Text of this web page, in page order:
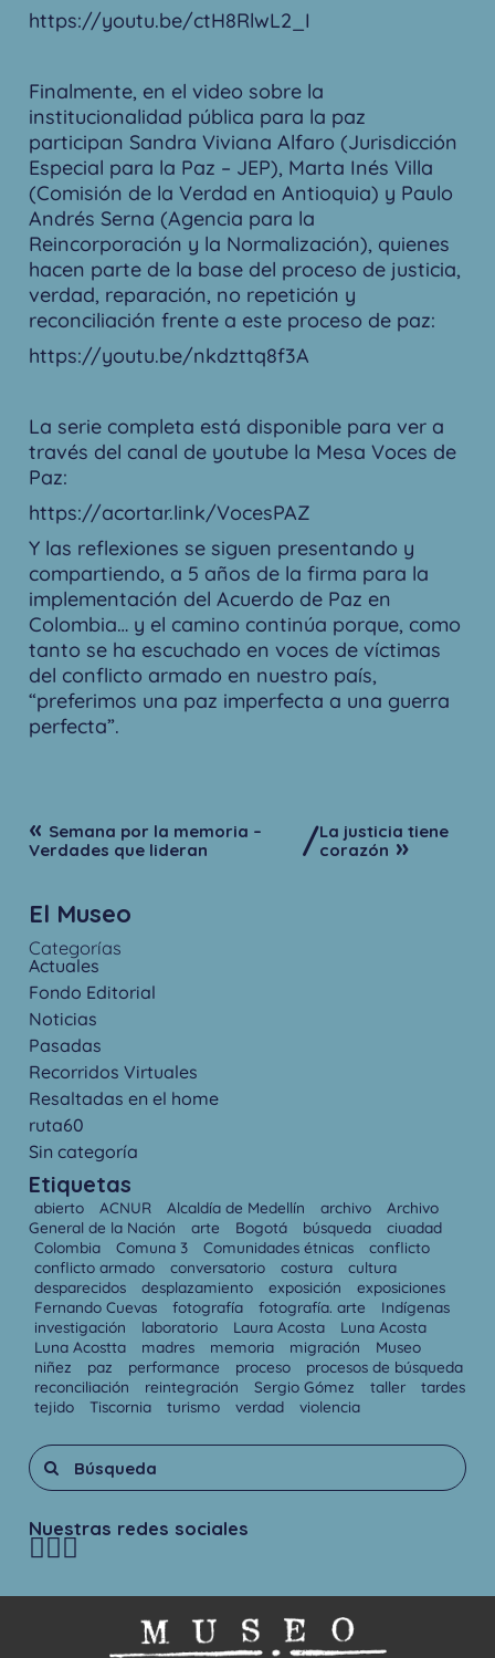
https://youtu.be/ctH8RlwL2_I
Finalmente, en el video sobre la
institucionalidad pública para la paz
participan Sandra Viviana Alfaro (Jurisdicción
Especial para la Paz – JEP), Marta Inés Villa
(Comisión de la Verdad en Antioquia) y Paulo
Andrés Serna (Agencia para la
Reincorporación y la Normalización), quienes
hacen parte de la base del proceso de justicia,
verdad, reparación, no repetición y
reconciliación frente a este proceso de paz:
https://youtu.be/nkdzttq8f3A
La serie completa está disponible para ver a
través del canal de youtube la Mesa Voces de
Paz:
https://acortar.link/VocesPAZ
Y las reflexiones se siguen presentando y
compartiendo, a 5 años de la firma para la
implementación del Acuerdo de Paz en
Colombia… y el camino continúa porque, como
tanto se ha escuchado en voces de víctimas
del conflicto armado en nuestro país,
“preferimos una paz imperfecta a una guerra
perfecta”.
« Semana por la memoria –
Verdades que lideran
/La justicia tiene
corazón»
El Museo
Categorías
Actuales
Fondo Editorial
Noticias
Pasadas
Recorridos Virtuales
Resaltadas en el home
ruta60
Sin categoría
Etiquetas
abierto ACNUR Alcaldía de Medellín archivo
Archivo
General de la Nación
arte Bogotá búsqueda
ciuadad
Colombia
Comuna 3 Comunidades étnicas
conflicto
conflicto armado
conversatorio costura
cultura
desparecidos
desplazamiento exposición
exposiciones
Fernando Cuevas
fotografía fotografía. arte
Indígenas
investigación
laboratorio Laura Acosta
Luna Acosta
Luna Acostta
madres memoria migración
Museo
niñez
paz performance proceso
procesos de búsqueda
reconciliación
reintegración Sergio Gómez taller
tardes
tejido
Tiscornia turismo verdad violencia
Nuestras redes sociales